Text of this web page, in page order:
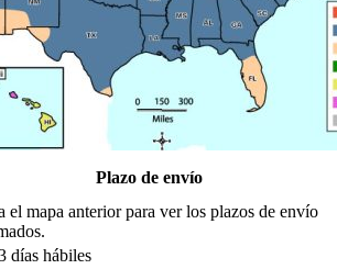
Plazo de envío
el mapa anterior para ver los plazos de envío
días hábiles